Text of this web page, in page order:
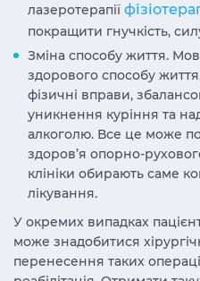
лазеротерапії
покращити гнучкість,
Зміна способу життя.
здорового способу
фізичні вправи,
уникнення куріння та
алкоголю. Все це може
здоров’я опорно-
клініки обирають саме
лікування.
У окремих випадках
може знадобитися
перенесення таких